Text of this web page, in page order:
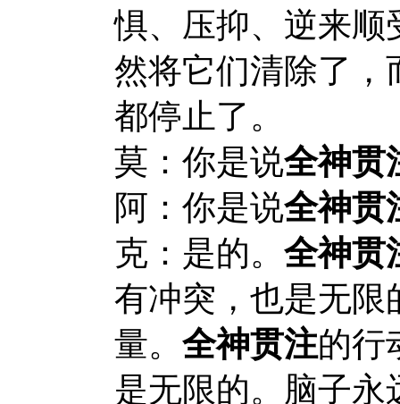
惧、压抑、逆来顺
然将它们清除了，
都停止了。
莫：你是说全神贯
阿：你是说全神贯
克：是的。 全神贯
有冲突，也是无限
量。 全神贯注的行
是无限的。脑子